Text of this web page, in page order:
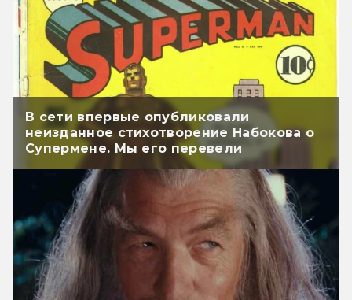
В сети впервые опубликовали
неизданное стихотворение Набокова о
Супермене. Мы его перевели